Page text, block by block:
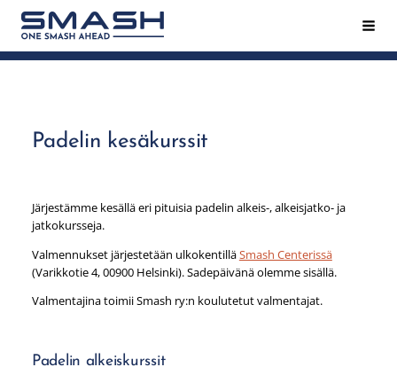
Siirry
sivun
sisältöön
Smash ry - Suomen suurin mailapeliseura
Padelin kesäkurssit
Järjestämme kesällä eri pituisia padelin alkeis-, alkeisjatko- ja
jatkokursseja.
Valmennukset järjestetään ulkokentilläSmash Centerissä
(Varikkotie 4, 00900 Helsinki). Sadepäivänä olemme sisällä.
Valmentajina toimii Smash ry:n koulutetut valmentajat.
Padelin alkeiskurssit